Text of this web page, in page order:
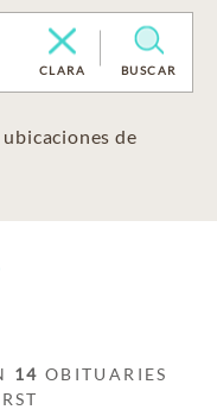
CLARA BUSCAR
de
14 OBITUARIES